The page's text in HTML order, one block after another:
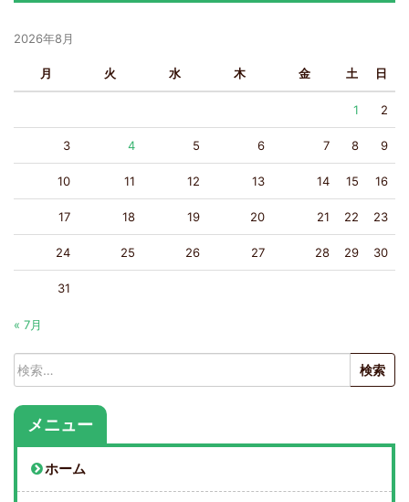
2026年8月
月 火 水 木 金 土 日
1 2
3 4 5 6 7 8 9
10 11 12 13 14 15 16
17 18 19 20 21 22 23
24 25 26 27 28 29 30
31
« 7月
検
索:
メニュー
ホーム